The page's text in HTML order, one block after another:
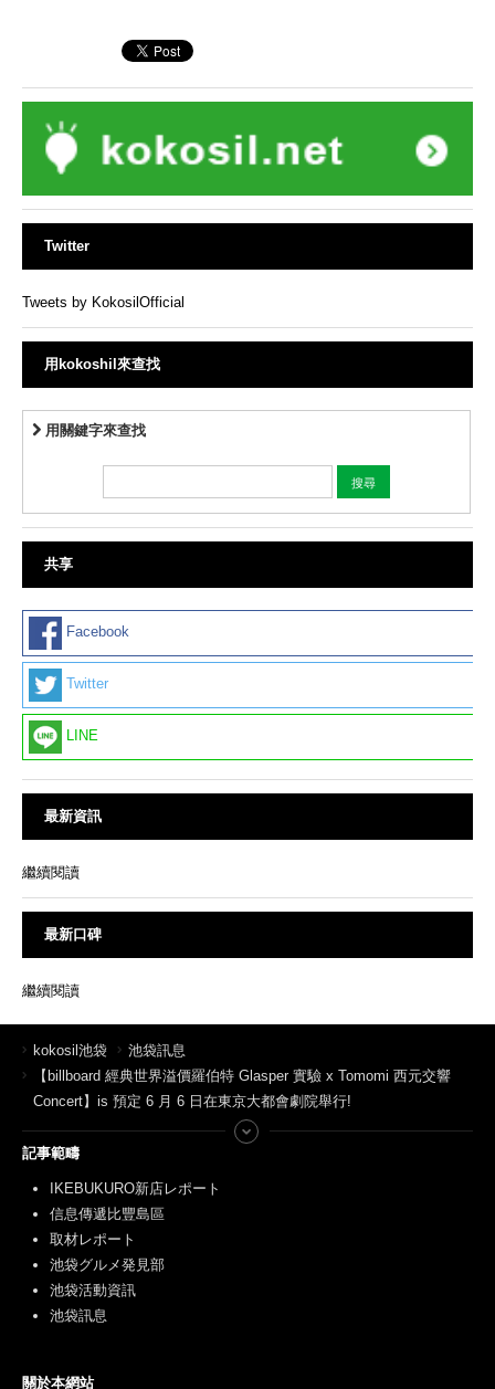
Twitter
Tweets by KokosilOfficial
用kokoshil來查找
用關鍵字來查找
共享
Facebook
Twitter
LINE
最新資訊
繼續閱讀
最新口碑
繼續閱讀
kokosil池袋
池袋訊息
【billboard 經典世界溢價羅伯特 Glasper 實驗 x Tomomi 西元交響
Concert】is 預定 6 月 6 日在東京大都會劇院舉行!
記事範疇
IKEBUKURO新店レポート
信息傳遞比豐島區
取材レポート
池袋グルメ発見部
池袋活動資訊
池袋訊息
關於本網站